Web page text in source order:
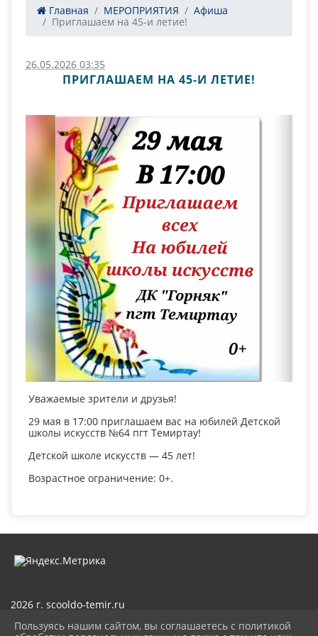
Главная МЕРОПРИЯТИЯ
Афиша
Приглашаем на 45-и летие!
26.05.2026 03:35
ПРИГЛАШАЕМ НА 45-И ЛЕТИЕ!
Уважаемые зрители и друзья!
29 мая в 17:00 приглашаем вас на юбилей Детской
школы искусств №64 пгт Темиртау!
Детской школе искусств — 45 лет!
Возрастное ограничение: 0+.
2026 г. scooldo-temir.ru
Карта сайта
Пользуясь нашим сайтом, вы соглашаетесь с политикой